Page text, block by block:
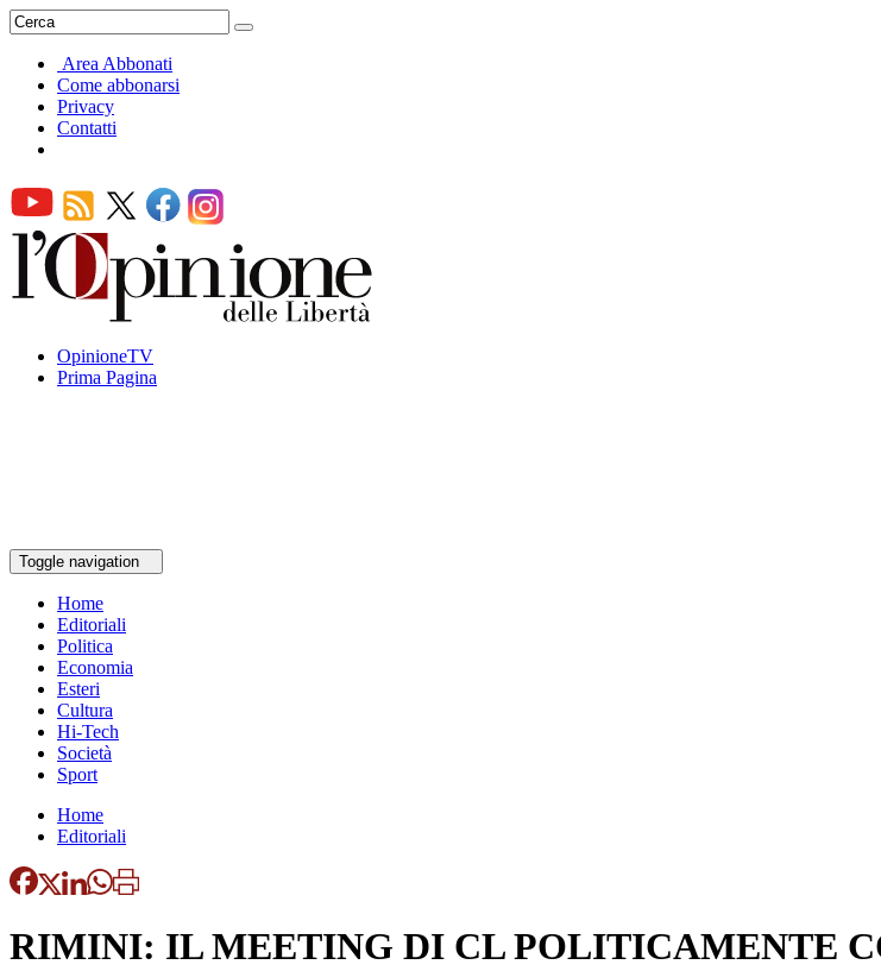
Area Abbonati
Come abbonarsi
Privacy
Contatti
OpinioneTV
Prima Pagina
Toggle navigation
Home
Editoriali
Politica
Economia
Esteri
Cultura
Hi-Tech
Società
Sport
Home
Editoriali
RIMINI: IL MEETING DI CL POLITICAMENTE